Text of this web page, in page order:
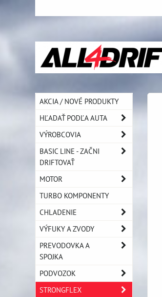
AKCIA / NOVÉ PRODUKTY
HĽADAŤ PODĽA AUTA
VÝROBCOVIA
BASIC LINE - ZAČNI
DRIFTOVAŤ
MOTOR
TURBO KOMPONENTY
CHLADENIE
VÝFUKY A ZVODY
PREVODOVKA A
SPOJKA
PODVOZOK
STRONGFLEX